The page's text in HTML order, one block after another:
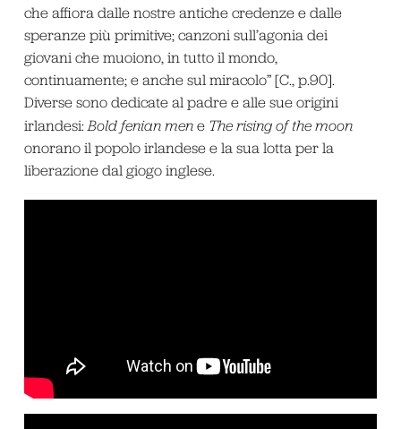
che affiora dalle nostre antiche credenze e dalle
speranze più primitive; canzoni sull’agonia dei
giovani che muoiono, in tutto il mondo,
continuamente; e anche sul miracolo” [C., p.90].
Diverse sono dedicate al padre e alle sue origini
irlandesi: Bold fenian mene The rising of the moon
onorano il popolo irlandese e la sua lotta per la
liberazione dal giogo inglese.